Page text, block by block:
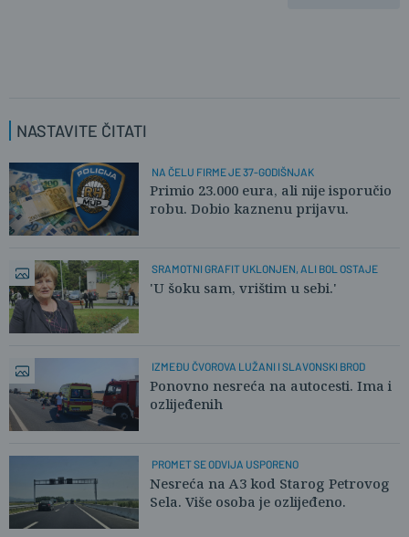
NASTAVITE ČITATI
NA ČELU FIRME JE 37-GODIŠNJAK
Primio 23.000 eura, ali nije isporučio
robu. Dobio kaznenu prijavu.
SRAMOTNI GRAFIT UKLONJEN, ALI BOL OSTAJE
'U šoku sam, vrištim u sebi.'
IZMEĐU ČVOROVA LUŽANI I SLAVONSKI BROD
Ponovno nesreća na autocesti. Ima i
ozlijeđenih
PROMET SE ODVIJA USPORENO
Nesreća na A3 kod Starog Petrovog
Sela. Više osoba je ozlijeđeno.